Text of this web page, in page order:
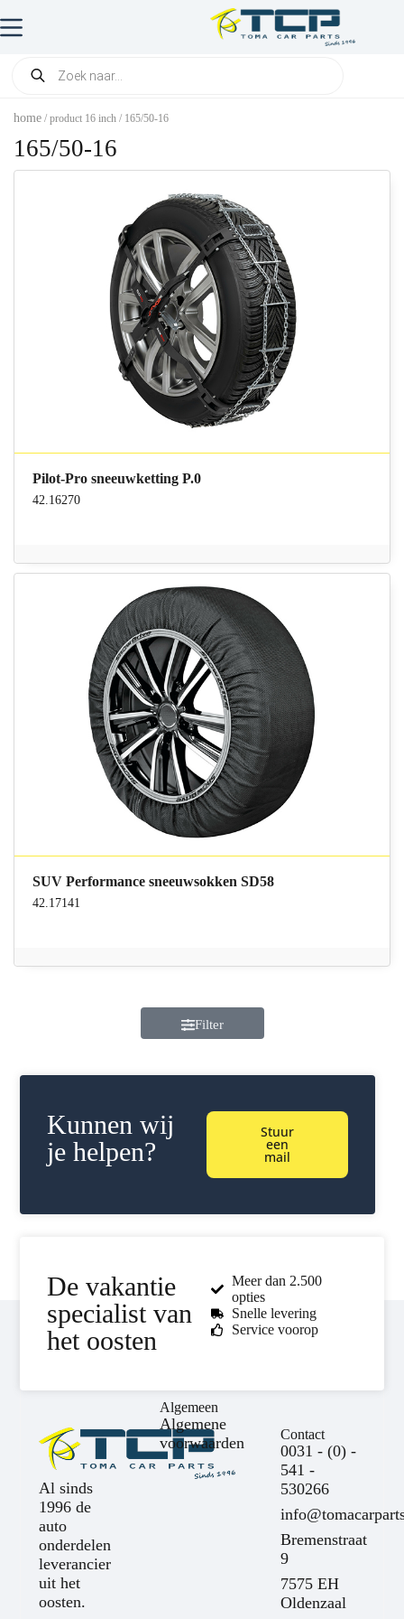
home / product 16 inch / 165/50-16
165/50-16
Pilot-Pro sneeuwketting P.0
42.16270
SUV Performance sneeuwsokken SD58
42.17141
Filter
Kunnen wij
je helpen?
Stuur
een
mail
De vakantie
specialist van
het oosten
Meer dan 2.500
opties
Snelle levering
Service voorop
Al sinds
1996 de
auto
onderdelen
leverancier
uit het
oosten.
Algemeen
Algemene
voorwaarden
Contact
0031 - (0) -
541 -
530266
Bremenstraat
9
7575 EH
Oldenzaal